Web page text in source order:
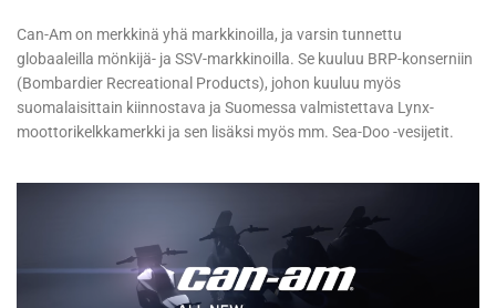
Can-Am on merkkinä yhä markkinoilla, ja varsin tunnettu
globaaleilla mönkijä- ja SSV-markkinoilla. Se kuuluu BRP-konserniin
(Bombardier Recreational Products), johon kuuluu myös
suomalaisittain kiinnostava ja Suomessa valmistettava Lynx-
moottorikelkkamerkki ja sen lisäksi myös mm. Sea-Doo -vesijetit.